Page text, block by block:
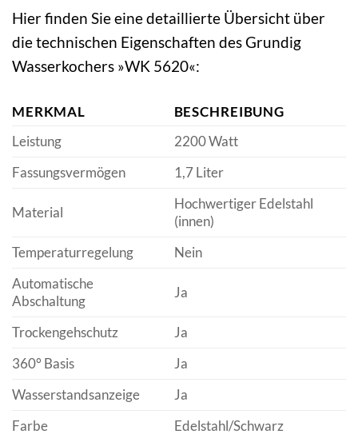
Hier finden Sie eine detaillierte Übersicht über
die technischen Eigenschaften des Grundig
Wasserkochers »WK 5620«:
MERKMAL
BESCHREIBUNG
Leistung
2200 Watt
Fassungsvermögen
1,7 Liter
Material
Hochwertiger Edelstahl
(innen)
Temperaturregelung
Nein
Automatische
Abschaltung
Ja
Trockengehschutz
Ja
360° Basis
Ja
Wasserstandsanzeige
Ja
Farbe
Edelstahl/Schwarz